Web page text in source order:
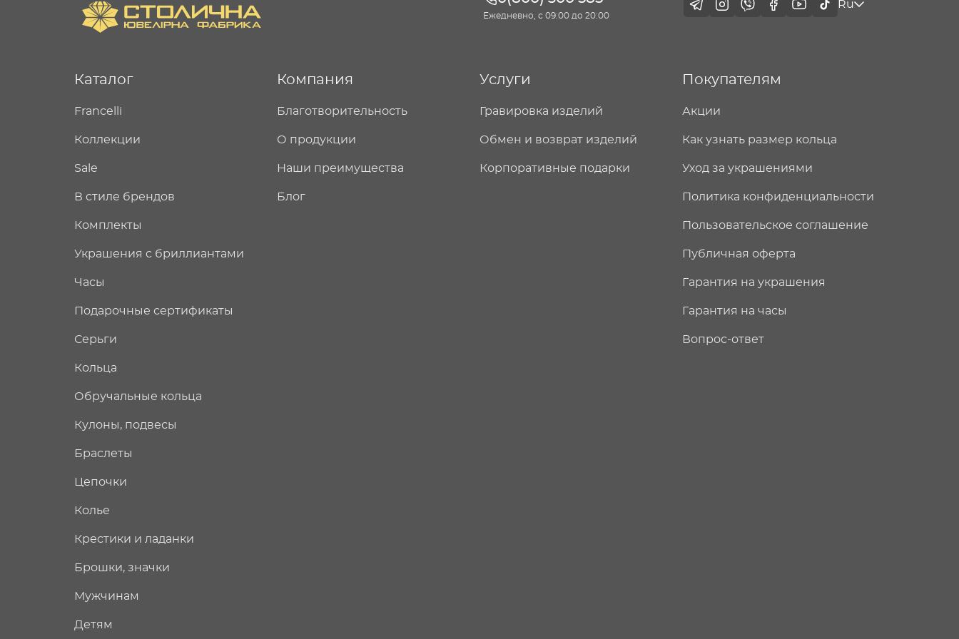
Ежедневно, с 09:00 до 20:00
Ru
Каталог
Francelli
Коллекции
Sale
В стиле брендов
Комплекты
Украшения с бриллиантами
Часы
Подарочные сертификаты
Серьги
Кольца
Обручальные кольца
Кулоны, подвесы
Браслеты
Цепочки
Колье
Крестики и ладанки
Брошки, значки
Мужчинам
Детям
Компания
Благотворительность
О продукции
Наши преимущества
Блог
Услуги
Гравировка изделий
Обмен и возврат изделий
Корпоративные подарки
Покупателям
Акции
Как узнать размер кольца
Уход за украшениями
Политика конфиденциальности
Пользовательское соглашение
Публичная оферта
Гарантия на украшения
Гарантия на часы
Вопрос-ответ